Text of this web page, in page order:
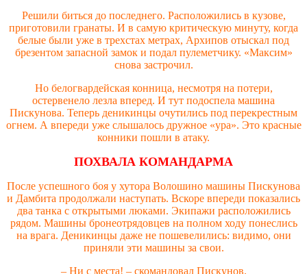
Решили биться до последнего. Расположились в кузове,
приготовили гранаты. И в самую критическую минуту, когда
белые были уже в трехстах метрах, Архипов отыскал под
брезентом запасной замок и подал пулеметчику. «Максим»
снова застрочил.
Но белогвардейская конница, несмотря на потери,
остервенело лезла вперед. И тут подоспела машина
Пискунова. Теперь деникинцы очутились под перекрестным
огнем. А впереди уже слышалось дружное «ура». Это красные
конники пошли в атаку.
ПОХВАЛА КОМАНДАРМА
После успешного боя у хутора Волошино машины Пискунова
и Дамбита продолжали наступать. Вскоре впереди показались
два танка с открытыми люками. Экипажи расположились
рядом. Машины бронеотрядовцев на полном ходу понеслись
на врага. Деникинцы даже не пошевелились: видимо, они
приняли эти машины за свои.
– Ни с места! – скомандовал Пискунов.